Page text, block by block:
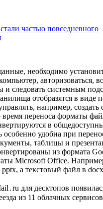
частью повседневного
необходимо
авторизоваться,
и следовать системным
отобразятся в виде
например, создать
переноса форматы
в
особенно удобна при
таблицы и
из формата
Microsoft Office.
pptx, а текстовый файл в